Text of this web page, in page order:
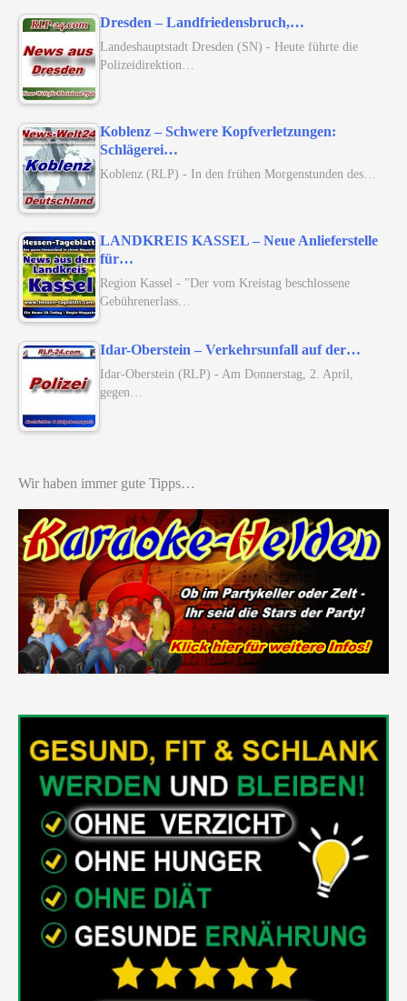
Dresden – Landfriedensbruch,…
Landeshauptstadt Dresden (SN) - Heute führte die
Polizeidirektion…
Koblenz – Schwere Kopfverletzungen:
Schlägerei…
Koblenz (RLP) - In den frühen Morgenstunden des…
LANDKREIS KASSEL – Neue Anlieferstelle
für…
Region Kassel - "Der vom Kreistag beschlossene
Gebührenerlass…
Idar-Oberstein – Verkehrsunfall auf der…
Idar-Oberstein (RLP) - Am Donnerstag, 2. April,
gegen…
Wir haben immer gute Tipps…